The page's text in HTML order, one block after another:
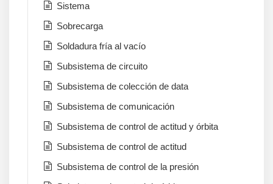
Sistema
Sobrecarga
Soldadura fría al vacío
Subsistema de circuito
Subsistema de colección de data
Subsistema de comunicación
Subsistema de control de actitud y órbita
Subsistema de control de actitud
Subsistema de control de la presión